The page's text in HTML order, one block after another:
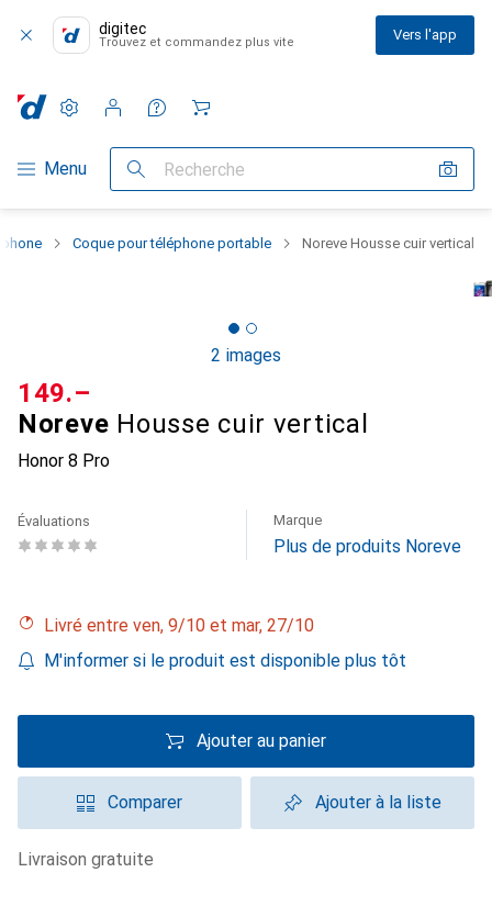
digitec
Trouvez et commandez plus vite Vers l'app
Navigation par catégorie
Menu Recherche
Paramètres
Compte client
Listes de comparaison
Listes d'envies
Panier
Coque pour téléphone portable Noreve Housse cuir vertical
2 images
Noreve Housse cuir vertical
Honor 8 Pro
CHF
149.–
Évaluations Marque
Plus de produits Noreve
Livré entre ven, 9/10 et mar, 27/10
M'informer si le produit est disponible plus tôt
Ajouter au panier
Comparer Ajouter à la liste
livraison gratuite